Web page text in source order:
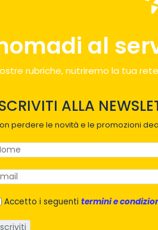
al
rubriche, nutriremo la tua
ALLA
perdere le novità e le promozioni
Accetto i seguenti termini e